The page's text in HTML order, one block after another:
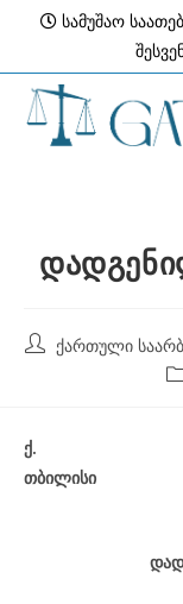
content
სამუშაო
Post ქართული
ქ.
თბილისი